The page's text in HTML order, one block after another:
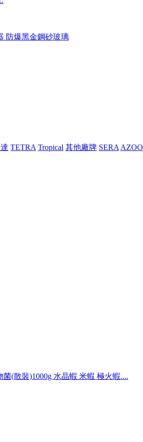
防爆黑金鋼砂玻璃
TETRA Tropical 其他廠牌 SERA AZOO
(散裝)1000g 水晶蝦 米蝦 極火蝦....